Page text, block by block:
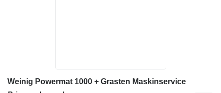
Weinig Powermat 1000 + Grasten Maskinservice